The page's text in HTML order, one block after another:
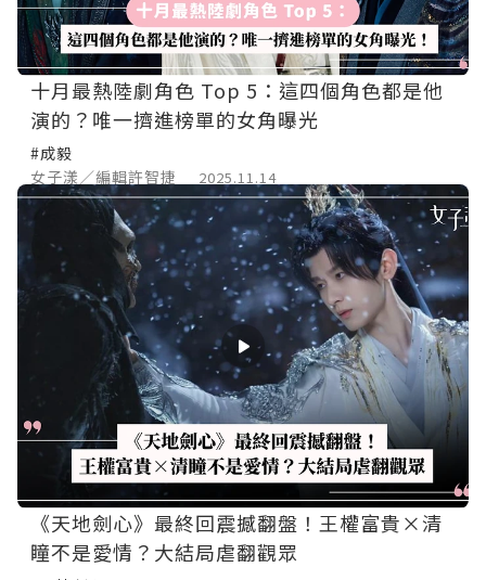
十月最熱陸劇角色 Top 5：這四個角色都是他
演的？唯一擠進榜單的女角曝光
#成毅
女子漾／編輯許智捷
2025.11.14
《天地劍心》最終回震撼翻盤！王權富貴×清
瞳不是愛情？大結局虐翻觀眾